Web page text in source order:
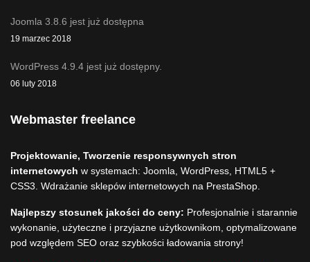
Joomla 3.8.6 jest już dostępna
19 marzec 2018
WordPress 4.9.4 jest już dostępny.
06 luty 2018
Webmaster freelance
Projektowanie, Tworzenie responsywnych stron
internetowych w systemach: Joomla, WordPress, HTML5 +
CSS3. Wdrażanie sklepów internetowych na PrestaShop.
Najlepszy stosunek jakości do ceny: Profesjonalnie i starannie
wykonanie, użyteczne i przyjazne użytkownikom, optymalizowane
pod względem SEO oraz szybkości ładowania strony!